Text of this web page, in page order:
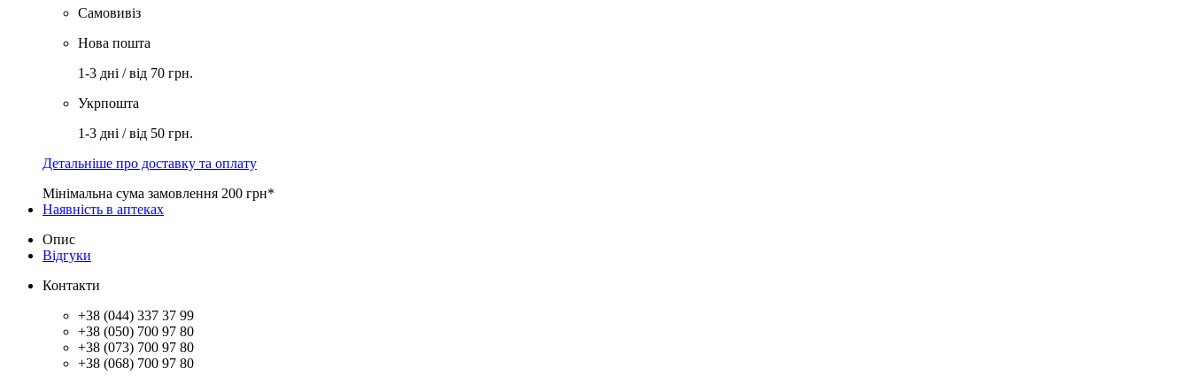
Самовивіз
Нова пошта
1-3 дні / від 70 грн.
Укрпошта
1-3 дні / від 50 грн.
Детальніше про доставку та оплату
Мінімальна сума замовлення 200 грн*
Наявність в аптеках
Опис
Відгуки
Контакти
+38 (044) 337 37 99
+38 (050) 700 97 80
+38 (073) 700 97 80
+38 (068) 700 97 80